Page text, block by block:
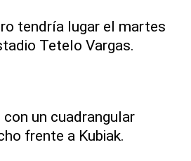
tendría lugar el martes
Tetelo Vargas.
un cuadrangular
frente a Kubiak.